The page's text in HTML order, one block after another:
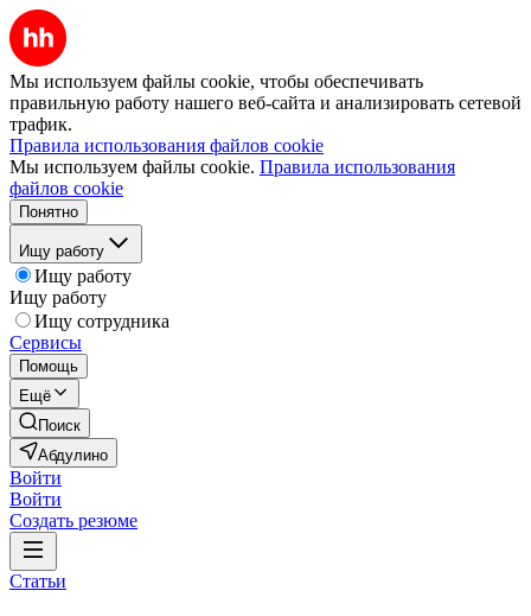
Мы используем файлы cookie, чтобы обеспечивать
правильную работу нашего веб-сайта и анализировать сетевой
трафик.
Правила использования файлов cookie
Мы используем файлы cookie. Правила использования
файлов cookie
Понятно
Ищу работу
Ищу работу
Ищу работу
Ищу сотрудника
Сервисы
Помощь
Ещё
Поиск
Абдулино
Войти
Войти
Создать резюме
Статьи